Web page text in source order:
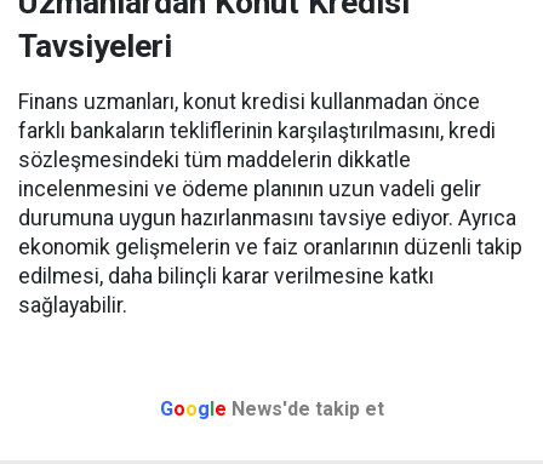
Tavsiyeleri
Finans uzmanları, konut kredisi kullanmadan önce
farklı bankaların tekliflerinin karşılaştırılmasını, kredi
sözleşmesindeki tüm maddelerin dikkatle
incelenmesini ve ödeme planının uzun vadeli gelir
durumuna uygun hazırlanmasını tavsiye ediyor. Ayrıca
ekonomik gelişmelerin ve faiz oranlarının düzenli takip
edilmesi, daha bilinçli karar verilmesine katkı
sağlayabilir.
Google News'de takip et